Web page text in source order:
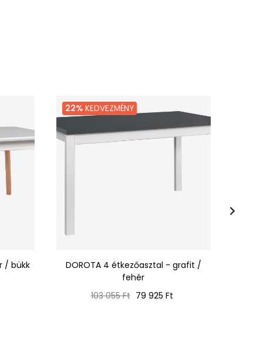
/ bükk
22% KEDVEZMÉNY
DOROTA 4 étkezőasztal - grafit /
fehér
Normál
103 055 Ft Ár
79 925 Ft